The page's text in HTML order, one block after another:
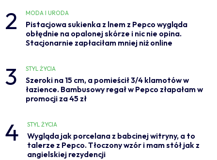
2 MODA I URODA
Pistacjowa sukienka z lnem z Pepco wygląda
obłędnie na opalonej skórze i nic nie opina.
Stacjonarnie zapłaciłam mniej niż online
3 STYL ŻYCIA
Szeroki na 15 cm, a pomieścił 3/4 klamotów w
łazience. Bambusowy regał w Pepco złapałam w
promocji za 45 zł
4 STYL ŻYCIA
Wygląda jak porcelana z babcinej witryny, a to
talerze z Pepco. Tłoczony wzór i mam stół jak z
angielskiej rezydencji